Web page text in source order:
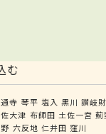
む
寺 琴平 塩入 黒川 讃岐
大津 布師田 土佐一宮 薊
六反地 仁井田 窪川